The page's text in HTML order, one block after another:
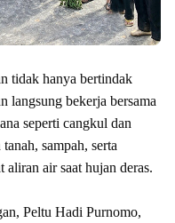
tidak hanya bertindak
langsung bekerja bersama
seperti cangkul dan
sampah, serta
aliran air saat hujan deras.
Peltu Hadi Purnomo,